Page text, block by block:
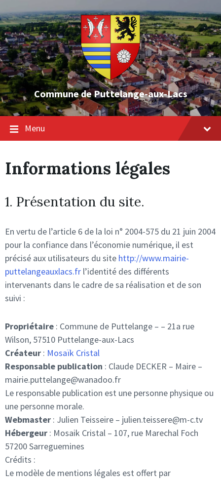
Commune de Puttelange-aux-Lacs
Menu
Informations légales
1. Présentation du site.
En vertu de l’article 6 de la loi n° 2004-575 du 21 juin 2004
pour la confiance dans l’économie numérique, il est
précisé aux utilisateurs du site http://www.mairie-
puttelangeauxlacs.fr l’identité des différents
intervenants dans le cadre de sa réalisation et de son
suivi :
Propriétaire : Commune de Puttelange – – 21a rue
Wilson, 57510 Puttelange-aux-Lacs
Créateur : Mosaïk Cristal
Responsable publication : Claude DECKER – Maire –
mairie.puttelange@wanadoo.fr
Le responsable publication est une personne physique ou
une personne morale.
Webmaster : Julien Teisseire – julien.teissere@m-c.tv
Hébergeur : Mosaik Cristal – 107, rue Marechal Foch
57200 Sarreguemines
Crédits :
Le modèle de mentions légales est offert par